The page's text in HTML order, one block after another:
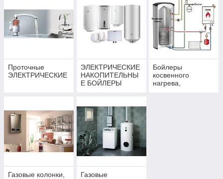
Возможно ли использование большой мощности
Водонагреватели подбираются, исходя из реальных нужд
людей и коллективов, пользующихся горячей водой.
параметры водопотребления:
семья из двух человек – бак на 80 литров;
коллектив предприятия более 10 человек – бак на
300 литров.
За подбором или консультацией необходимого Вам
оборудования, Вы можете обратиться к нам по
Проточные
ЭЛЕКТРИЧЕСКИЕ
ЭЛЕКТРИЧЕСКИЕ
НАКОПИТЕЛЬНЫ
Е БОЙЛЕРЫ
Бойлеры
косвенного
нагрева,
Газовые колонки,
Газовые